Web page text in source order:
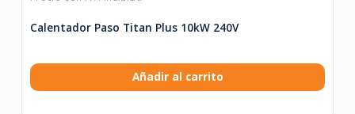
Calentador Paso Titan Plus 10kW 240V
Añadir al carrito